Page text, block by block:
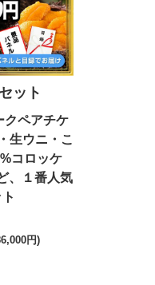
ット
クペアチケ
生ウニ・こ
コロッケ
、１番人気
円)